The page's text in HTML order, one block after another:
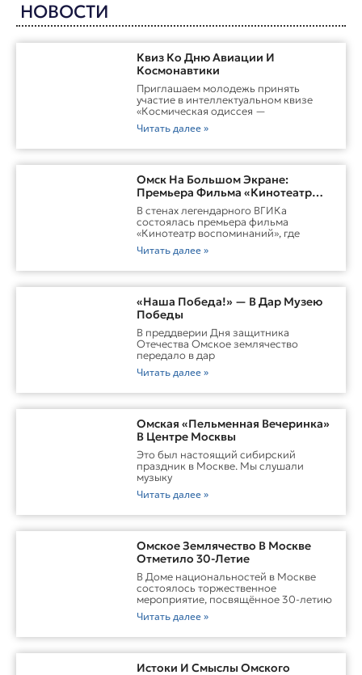
НОВОСТИ
Квиз Ко Дню Авиации И
Космонавтики
Приглашаем молодежь принять
участие в интеллектуальном квизе
«Космическая одиссея —
Читать далее »
Омск На Большом Экране:
Премьера Фильма «Кинотеатр
Воспоминаний»
В стенах легендарного ВГИКа
состоялась премьера фильма
«Кинотеатр воспоминаний», где
Читать далее »
«Наша Победа!» — В Дар Музею
Победы
В преддверии Дня защитника
Отечества Омское землячество
передало в дар
Читать далее »
Омская «Пельменная Вечеринка»
В Центре Москвы
Это был настоящий сибирский
праздник в Москве. Мы слушали
музыку
Читать далее »
Омское Землячество В Москве
Отметило 30-Летие
В Доме национальностей в Москве
состоялось торжественное
мероприятие, посвящённое 30-летию
Читать далее »
Истоки И Смыслы Омского